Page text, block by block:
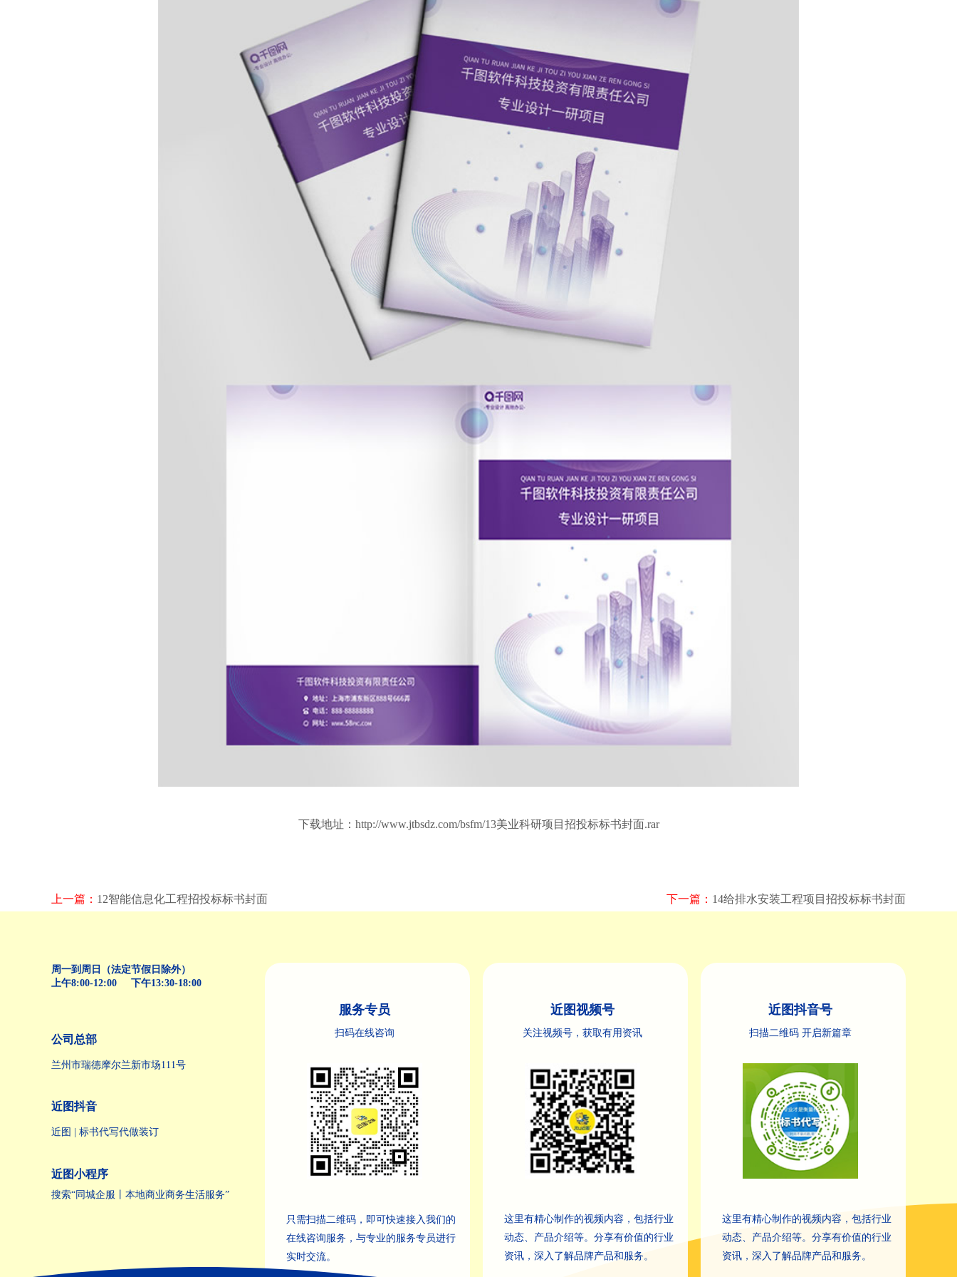
下载地址： http://www.jtbsdz.com/bsfm/13美业科研项目招投标标书封面.rar
上一篇： 12智能信息化工程招投标标书封面 下一篇： 14给排水安装工程项目招投标标书封面
服务专员
扫码在线咨询
只需扫描二维码，即可快速接入我们的
在线咨询服务，与专业的服务专员进行
实时交流。
近图视频号
关注视频号，获取有用资讯
这里有精心制作的视频内容，包括行业
动态、产品介绍等。分享有价值的行业
资讯，深入了解品牌产品和服务。
近图抖音号
扫描二维码 开启新篇章
这里有精心制作的视频内容，包括行业
动态、产品介绍等。分享有价值的行业
资讯，深入了解品牌产品和服务。
周一到周日（法定节假日除外）
上午8:00-12:00 下午13:30-18:00
公司总部
兰州市瑞德摩尔兰新市场111号
近图抖音
近图 | 标书代写代做装订
近图小程序
搜索“同城企服丨本地商业商务生活服务”